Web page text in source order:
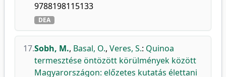
9788198115133
DEA
17.Sobh, M., Basal, O., Veres, S.: Quinoa
termesztése öntözött körülmények között
Magyarországon: előzetes kutatás élettani